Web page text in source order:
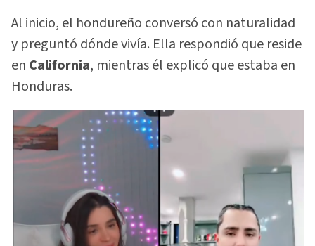
Al inicio, el hondureño conversó con naturalidad
y preguntó dónde vivía. Ella respondió que reside
en California, mientras él explicó que estaba en
Honduras.